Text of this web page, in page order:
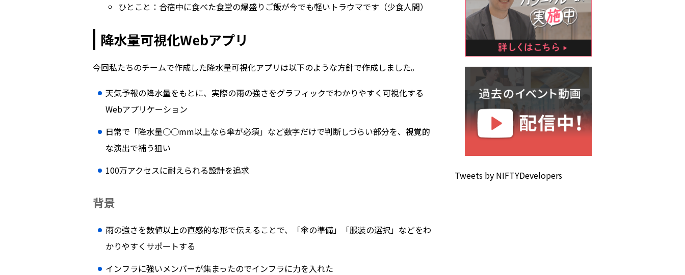
ひとこと：合宿中に食べた食堂の爆盛りご飯が今でも軽いトラウマです（少食人間）
降水量可視化Webアプリ
今回私たちのチームで作成した降水量可視化アプリは以下のような方針で作成しました。
天気予報の降水量をもとに、実際の雨の強さをグラフィックでわかりやすく可視化する
Webアプリケーション
日常で「降水量○○mm以上なら傘が必須」など数字だけで判断しづらい部分を、視覚的
な演出で補う狙い
100万アクセスに耐えられる設計を追求
背景
雨の強さを数値以上の直感的な形で伝えることで、「傘の準備」「服装の選択」などをわ
かりやすくサポートする
インフラに強いメンバーが集まったのでインフラに力を入れた
Tweets by NIFTYDevelopers